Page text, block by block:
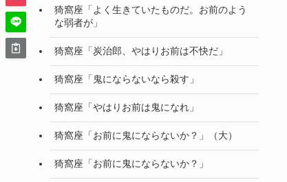
猗窩座「よく生きていたものだ。お前のよう
な弱者が」
猗窩座「炭治郎、やはりお前は不快だ」
猗窩座「鬼にならないなら殺す」
猗窩座「やはりお前は鬼になれ」
猗窩座「お前に鬼にならないか？」（大）
猗窩座「お前に鬼にならないか？」